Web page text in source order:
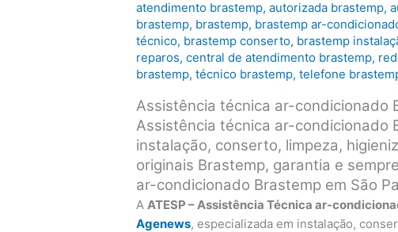
atendimento brastemp,autorizada brastemp,
brastemp, brastemp, brastemp ar-
técnico, brastemp conserto, brastemp
reparos,central de atendimento brastemp,
brastemp,técnico brastemp,telefone
Assistência técnica ar-condicionado
Assistência técnica ar-condicionado
instalação, conserto, limpeza,
originais Brastemp, garantia e
ar-condicionado Brastemp em São
A ATESP – Assistência Técnica ar-
Agenews, especializada em instalação,